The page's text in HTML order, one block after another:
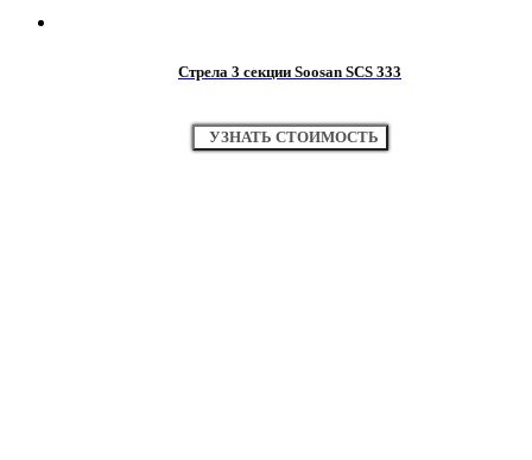
Стрела 3 секции Soosan SCS 333
УЗНАТЬ СТОИМОСТЬ